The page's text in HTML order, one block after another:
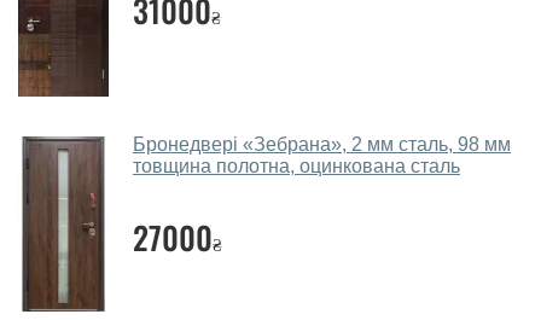
собою каталоги кольорів та візерунків. Після виміру та
консультації Ви можете оформити заявку, не
відвідуючи наш офіс.
Виклик замірника-консультанта коштує 450 грн.
Ви робите установку вхідних дверей?
Так робимо. Монтаж вхідних дверей проводиться
згідно з чергою, у всі дні крім неділі.
31000₴
Бронедвері «Зебрана», 2 мм сталь, 98 мм
товщина полотна, оцинкована сталь
27000₴